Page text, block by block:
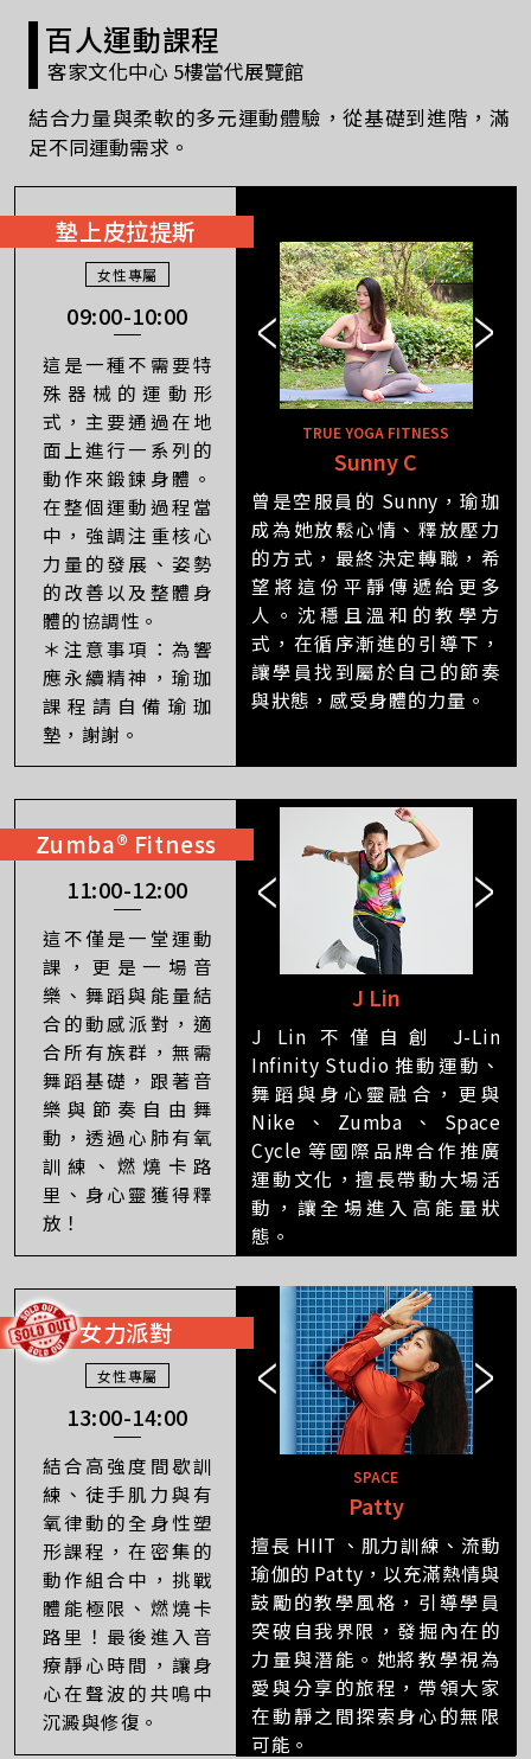
百人運動課程
客家文化中心 5樓當代展覽館
結合力量與柔軟的多元運動體驗，從基礎到進階，滿
足不同運動需求。
墊上皮拉提斯
女性專屬
09:00-10:00
這是一種不需要特
殊器械的運動形
式，主要通過在地
面上進行一系列的
動作來鍛鍊身體。
在整個運動過程當
中，強調注重核心
力量的發展、姿勢
的改善以及整體身
體的協調性。
＊注意事項：為響
應永續精神，瑜珈
課程請自備瑜珈
墊，謝謝。
Jessie 小剛
TRUE YOGA FITNESS
Sunny C
曾是空服員的 Sunny，瑜珈
成為她放鬆心情、釋放壓力
的方式，最終決定轉職，希
望將這份平靜傳遞給更多
人。沈穩且溫和的教學方
式，在循序漸進的引導下，
讓學員找到屬於自己的節奏
與狀態，感受身體的力量。
Lily Lin
Zumba® Fitness
11:00-12:00
這不僅是一堂運動
課，更是一場音
樂、舞蹈與能量結
合的動感派對，適
合所有族群，無需
舞蹈基礎，跟著音
樂與節奏自由舞
動，透過心肺有氧
訓練、燃燒卡路
里、身心靈獲得釋
放！
J Lin
J Lin 不僅自創 J-Lin
Infinity Studio 推動運動、
舞蹈與身心靈融合，更與
Nike、Zumba、Space
Cycle 等國際品牌合作推廣
運動文化，擅長帶動大場活
動，讓全場進入高能量狀
態。
Joyce
女力派對
女性專屬
13:00-14:00
結合高強度間歇訓
練、徒手肌力與有
氧律動的全身性塑
形課程，在密集的
動作組合中，挑戰
體能極限、燃燒卡
路里！最後進入音
療靜心時間，讓身
心在聲波的共鳴中
沉澱與修復。
SPACE
Patty
擅長 HIIT 、肌力訓練、流動
瑜伽的 Patty，以充滿熱情與
鼓勵的教學風格，引導學員
突破自我界限，發掘內在的
力量與潛能。她將教學視為
愛與分享的旅程，帶領大家
在動靜之間探索身心的無限
可能。
DJ Mar Mar Phoenix